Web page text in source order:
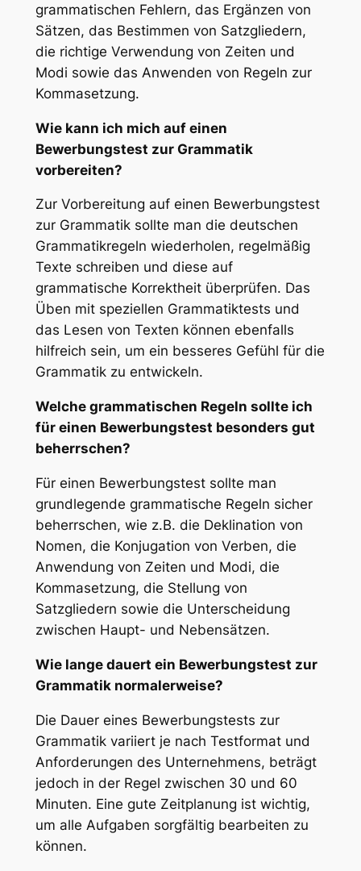
grammatischen Fehlern, das Ergänzen von
Sätzen, das Bestimmen von Satzgliedern,
die richtige Verwendung von Zeiten und
Modi sowie das Anwenden von Regeln zur
Kommasetzung.
Wie kann ich mich auf einen
Bewerbungstest zur Grammatik
vorbereiten?
Zur Vorbereitung auf einen Bewerbungstest
zur Grammatik sollte man die deutschen
Grammatikregeln wiederholen, regelmäßig
Texte schreiben und diese auf
grammatische Korrektheit überprüfen. Das
Üben mit speziellen Grammatiktests und
das Lesen von Texten können ebenfalls
hilfreich sein, um ein besseres Gefühl für die
Grammatik zu entwickeln.
Welche grammatischen Regeln sollte ich
für einen Bewerbungstest besonders gut
beherrschen?
Für einen Bewerbungstest sollte man
grundlegende grammatische Regeln sicher
beherrschen, wie z.B. die Deklination von
Nomen, die Konjugation von Verben, die
Anwendung von Zeiten und Modi, die
Kommasetzung, die Stellung von
Satzgliedern sowie die Unterscheidung
zwischen Haupt- und Nebensätzen.
Wie lange dauert ein Bewerbungstest zur
Grammatik normalerweise?
Die Dauer eines Bewerbungstests zur
Grammatik variiert je nach Testformat und
Anforderungen des Unternehmens, beträgt
jedoch in der Regel zwischen 30 und 60
Minuten. Eine gute Zeitplanung ist wichtig,
um alle Aufgaben sorgfältig bearbeiten zu
können.